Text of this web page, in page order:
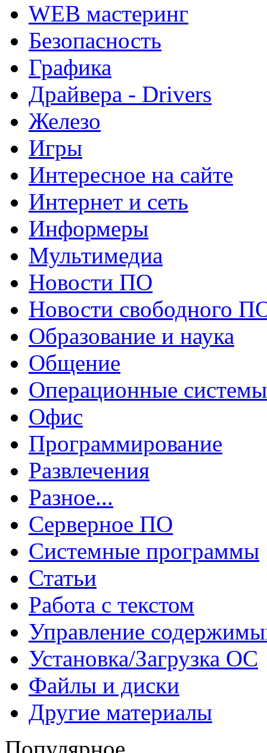
WEB мастеринг
Безопасность
Графика
Драйвера - Drivers
Железо
Игры
Интересное на сайте
Интернет и сеть
Информеры
Мультимедиа
Новости ПО
Новости свободного
Образование и наука
Общение
Операционные системы
Офис
Программирование
Развлечения
Разное...
Серверное ПО
Системные программы
Статьи
Работа с текстом
Управление
Установка/Загрузка ОС
Файлы и диски
Другие материалы